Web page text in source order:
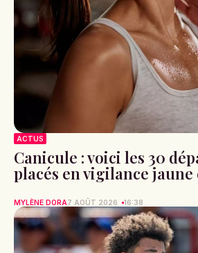
ACTUS
Canicule : voici les 30
placés en vigilance jaune
MYLÈNE DORA7 AOÛT 2026 16:38